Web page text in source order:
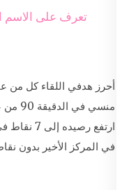
تعرف على الاسم
منسي
ارتفع
في المركز الأخير بدون